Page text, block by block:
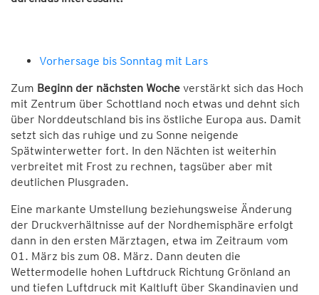
Vorhersage bis Sonntag mit Lars
Zum Beginn der nächsten Woche verstärkt sich das Hoch
mit Zentrum über Schottland noch etwas und dehnt sich
über Norddeutschland bis ins östliche Europa aus. Damit
setzt sich das ruhige und zu Sonne neigende
Spätwinterwetter fort. In den Nächten ist weiterhin
verbreitet mit Frost zu rechnen, tagsüber aber mit
deutlichen Plusgraden.
Eine markante Umstellung beziehungsweise Änderung
der Druckverhältnisse auf der Nordhemisphäre erfolgt
dann in den ersten Märztagen, etwa im Zeitraum vom
01. März bis zum 08. März. Dann deuten die
Wettermodelle hohen Luftdruck Richtung Grönland an
und tiefen Luftdruck mit Kaltluft über Skandinavien und